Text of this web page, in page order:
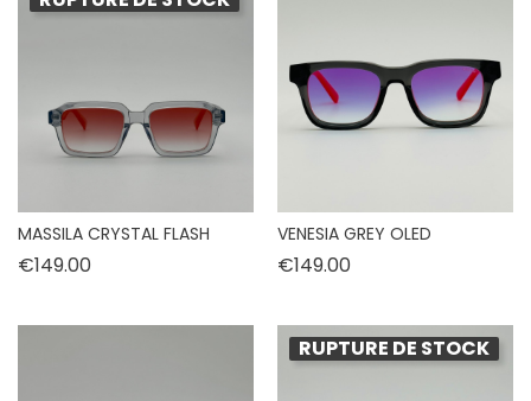
MASSILA CRYSTAL FLASH
€149.00
VENESIA GREY OLED
€149.00
RUPTURE DE STOCK